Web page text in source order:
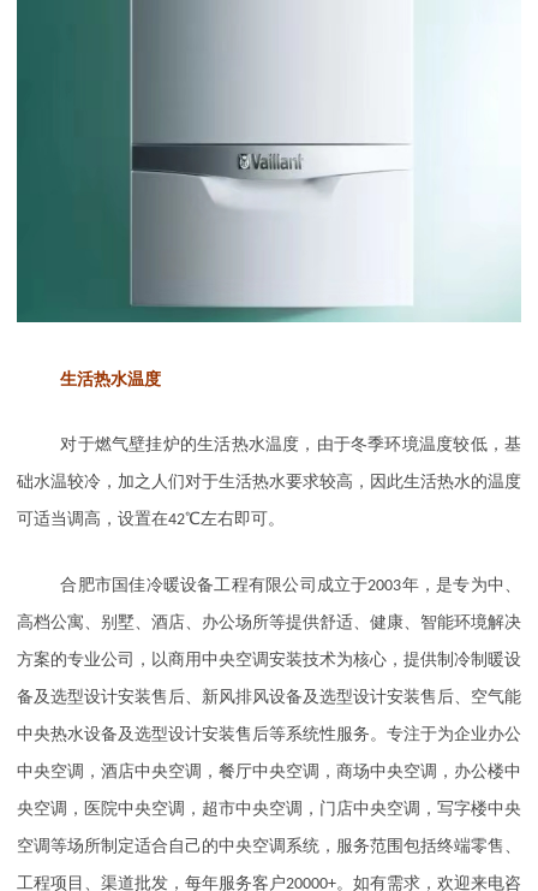
生活热水温度
对于燃气壁挂炉的生活热水温度，由于冬季环境温度较低，基
础水温较冷，加之人们对于生活热水要求较高，因此生活热水的温度
可适当调高，设置在42℃左右即可。
合肥市国佳冷暖设备工程有限公司成立于2003年，是专为中、
高档公寓、别墅、酒店、办公场所等提供舒适、健康、智能环境解决
方案的专业公司，以商用中央空调安装技术为核心，提供制冷制暖设
备及选型设计安装售后、新风排风设备及选型设计安装售后、空气能
中央热水设备及选型设计安装售后等系统性服务。专注于为企业办公
中央空调，酒店中央空调，餐厅中央空调，商场中央空调，办公楼中
央空调，医院中央空调，超市中央空调，门店中央空调，写字楼中央
空调等场所制定适合自己的中央空调系统，服务范围包括终端零售、
工程项目、渠道批发，每年服务客户20000+。如有需求，欢迎来电咨